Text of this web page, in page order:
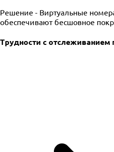
Решение - Виртуальные
обеспечивают бесшовное
Трудности с отслеживанием